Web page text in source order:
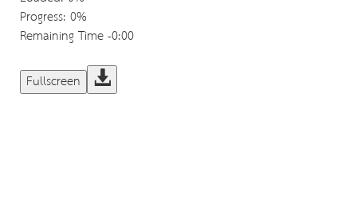
Progress: 0%
Remaining Time-0:00
Fullscreen